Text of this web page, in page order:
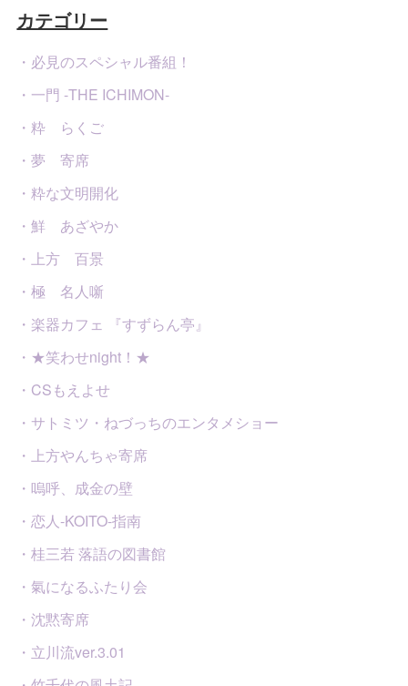
カテゴリー
・必見のスペシャル番組！
・一門 -THE ICHIMON-
・粋 らくご
・夢 寄席
・粋な文明開化
・鮮 あざやか
・上方 百景
・極 名人噺
・楽器カフェ 『すずらん亭』
・★笑わせnight！★
・CSもえよせ
・サトミツ・ねづっちのエンタメショー
・上方やんちゃ寄席
・嗚呼、成金の壁
・恋人-KOITO-指南
・桂三若 落語の図書館
・氣になるふたり会
・沈黙寄席
・立川流ver.3.01